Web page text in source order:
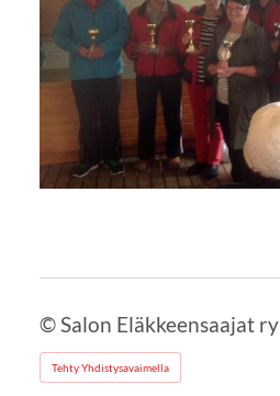
©Salon Eläkkeensaajat ry
Tehty Yhdistysavaimella